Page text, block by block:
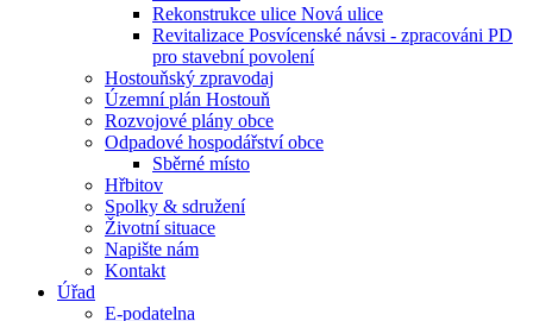
Rekonstrukce ulice Nová ulice
Revitalizace Posvícenské návsi - zpracováni PD
pro stavební povolení
Hostouňský zpravodaj
Územní plán Hostouň
Rozvojové plány obce
Odpadové hospodářství obce
Sběrné místo
Hřbitov
Spolky & sdružení
Životní situace
Napište nám
Kontakt
Úřad
E-podatelna